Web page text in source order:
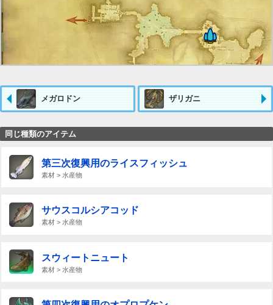
メガロドン ザリガニ
同じ種類のアイテム
第三次復興用のライスフィッシュ
素材 > 水産物
サウスコルシアコッド
素材 > 水産物
スウィートニュート
素材 > 水産物